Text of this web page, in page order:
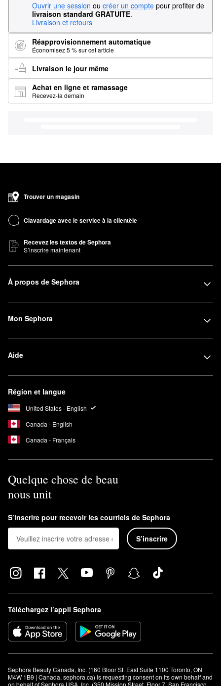
Ouvrir une session ou créer un compte pour profiter de
livraison standard GRATUITE.
Livraison et retours
Réapprovisionnement automatique
Économisez 5 % sur cet article
Livraison le jour même
Achat en ligne et ramassage
Recevez-la demain
Trouver un magasin
Clavardage avec le service à la clientèle
Recevez les textos de Sephora
S’inscrire maintenant
À propos de Sephora
Mon Sephora
Aide
Région et langue
United States - English
Canada - English
Canada - Français
Quelque chose de beau
nous unit
S’inscrire pour recevoir les courriels de Sephora
S’inscrire
Téléchargez l’appli Sephora
Sephora Beauty Canada, Inc. (160 Bloor St. East Suite 1100 Toronto, ON
M4W 1B9 | Canada, sephora.ca) is requesting consent on its own behalf and
on behalf of Sephora USA, Inc. (350 Mission Street, Floor 7, San Francisco,